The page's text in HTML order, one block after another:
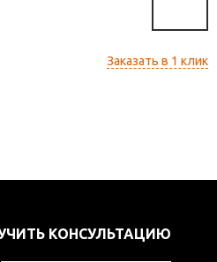
Заказать в 1 клик
КОНСУЛЬТАЦИЮ